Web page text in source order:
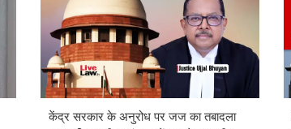
केंद्र सरकार के अनुरोध पर जज का तबादला